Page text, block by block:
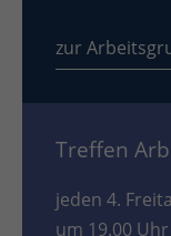
zur
Treffen
jeden 4.
um 19.00